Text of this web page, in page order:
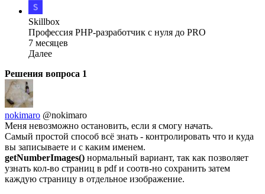
Skillbox
Профессия PHP-разработчик с нуля до PRO
7 месяцев
Далее
Решения вопроса 1
nokimaro @nokimaro
Меня невозможно остановить, если я смогу начать.
Самый простой способ всё знать - контролировать что и куда
вы записываете и с каким именем.
getNumberImages() нормальный вариант, так как позволяет
узнать кол-во страниц в pdf и соотв-но сохранить затем
каждую страницу в отдельное изображение.